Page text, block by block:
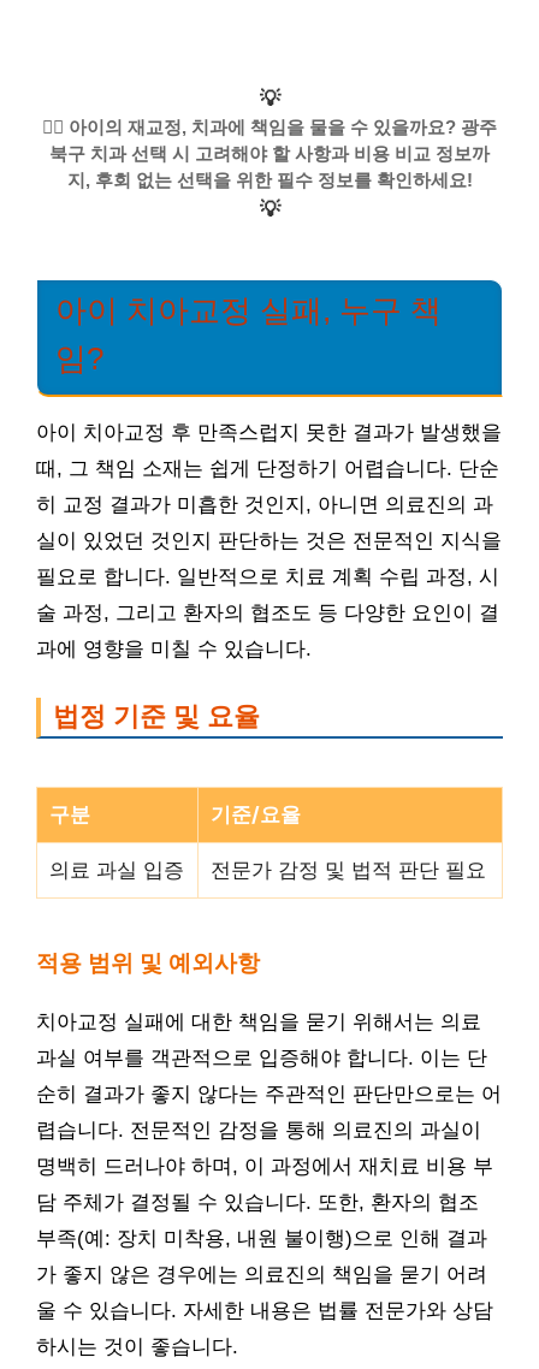
💡
🧑‍⚕️ 아이의 재교정, 치과에 책임을 물을 수 있을까요? 광주
북구 치과 선택 시 고려해야 할 사항과 비용 비교 정보까
지, 후회 없는 선택을 위한 필수 정보를 확인하세요!
💡
아이 치아교정 실패, 누구 책
임?
아이 치아교정 후 만족스럽지 못한 결과가 발생했을
때, 그 책임 소재는 쉽게 단정하기 어렵습니다. 단순
히 교정 결과가 미흡한 것인지, 아니면 의료진의 과
실이 있었던 것인지 판단하는 것은 전문적인 지식을
필요로 합니다. 일반적으로 치료 계획 수립 과정, 시
술 과정, 그리고 환자의 협조도 등 다양한 요인이 결
과에 영향을 미칠 수 있습니다.
법정 기준 및 요율
구분 기준/요율
의료 과실 입증 전문가 감정 및 법적 판단 필요
적용 범위 및 예외사항
치아교정 실패에 대한 책임을 묻기 위해서는 의료
과실 여부를 객관적으로 입증해야 합니다. 이는 단
순히 결과가 좋지 않다는 주관적인 판단만으로는 어
렵습니다. 전문적인 감정을 통해 의료진의 과실이
명백히 드러나야 하며, 이 과정에서 재치료 비용 부
담 주체가 결정될 수 있습니다. 또한, 환자의 협조
부족(예: 장치 미착용, 내원 불이행)으로 인해 결과
가 좋지 않은 경우에는 의료진의 책임을 묻기 어려
울 수 있습니다. 자세한 내용은 법률 전문가와 상담
하시는 것이 좋습니다.